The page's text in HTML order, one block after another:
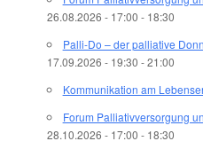
26.08.2026 - 17:00 - 18:30
Palli-Do – der palliative
17.09.2026 - 19:30 - 21:00
Kommunikation am
Forum Palliativversorgung
28.10.2026 - 17:00 - 18:30